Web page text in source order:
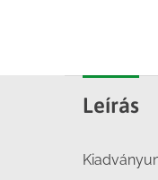
Leírás